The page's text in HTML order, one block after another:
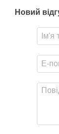
Новий